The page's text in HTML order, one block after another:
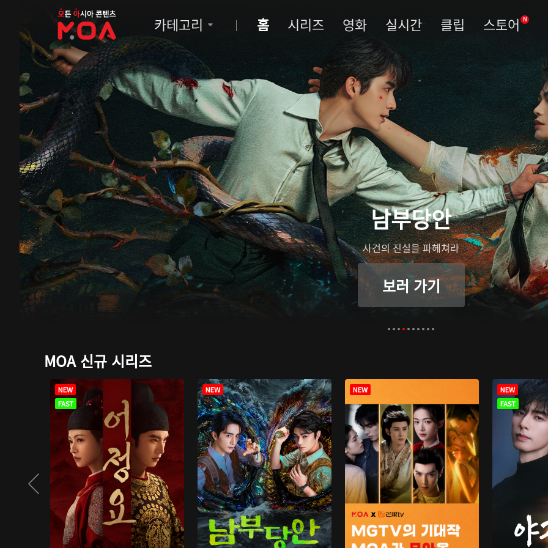
MOA
카테고리 홈 시리즈 영화 실시간 클립 스토어 N
남부당안
사건의 진실을 파헤쳐라
보러 가기
MOA 신규 시리즈